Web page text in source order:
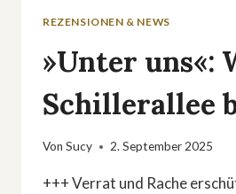
REZENSIONEN & NEWS
»Unter uns«:
Schillerallee
Von Sucy 2. September 2025
+++ Verrat und Rache